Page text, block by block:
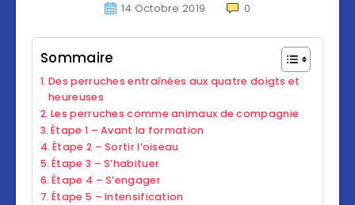
14 Octobre 2019 0
Sommaire
Des perruches entraînées aux quatre doigts et
heureuses
Les perruches comme animaux de compagnie
Étape 1 – Avant la formation
Étape 2 – Sortir l’oiseau
Étape 3 – S’habituer
Étape 4 – S’engager
Étape 5 – Intensification